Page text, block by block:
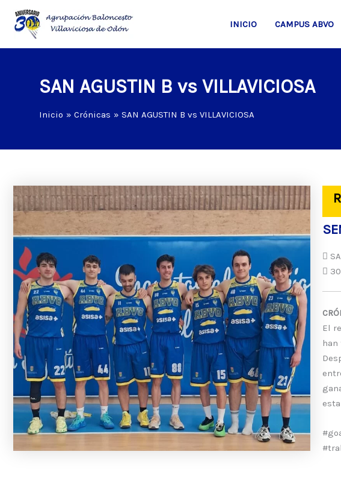
contenido
INICIO CAMPUS ABVO
SAN AGUSTIN B vs VILLAVICIOSA
Inicio Crónicas SAN AGUSTIN B vs VILLAVICIOSA
El
han